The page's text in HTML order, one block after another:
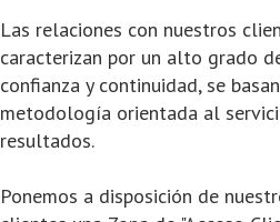
Las relaciones con nuestros
caracterizan por un alto grado
confianza y continuidad, se
metodología orientada al
resultados.
Ponemos a disposición de